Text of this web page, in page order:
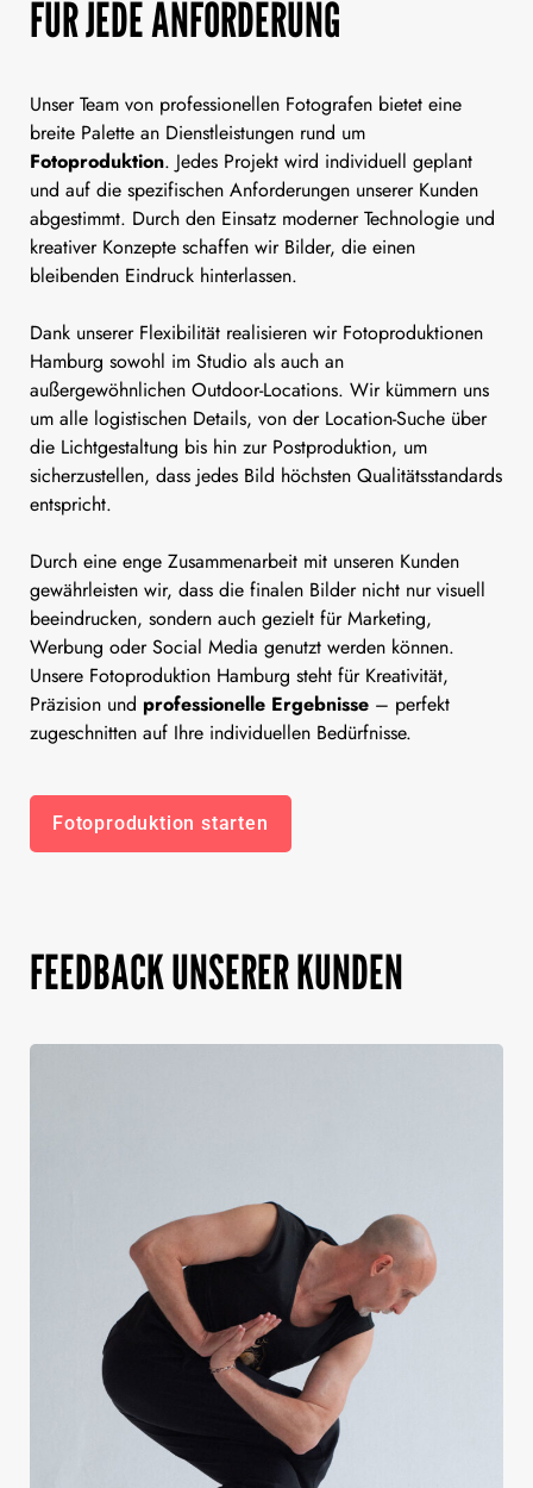
FÜR JEDE ANFORDERUNG
Unser Team von professionellen Fotografen bietet eine
breite Palette an Dienstleistungen rund um
Fotoproduktion. Jedes Projekt wird individuell geplant
und auf die spezifischen Anforderungen unserer Kunden
abgestimmt. Durch den Einsatz moderner Technologie und
kreativer Konzepte schaffen wir Bilder, die einen
bleibenden Eindruck hinterlassen.
Dank unserer Flexibilität realisieren wir Fotoproduktionen
Hamburg sowohl im Studio als auch an
außergewöhnlichen Outdoor-Locations. Wir kümmern uns
um alle logistischen Details, von der Location-Suche über
die Lichtgestaltung bis hin zur Postproduktion, um
sicherzustellen, dass jedes Bild höchsten Qualitätsstandards
entspricht.
Durch eine enge Zusammenarbeit mit unseren Kunden
gewährleisten wir, dass die finalen Bilder nicht nur visuell
beeindrucken, sondern auch gezielt für Marketing,
Werbung oder Social Media genutzt werden können.
Unsere Fotoproduktion Hamburg steht für Kreativität,
Präzision und professionelle Ergebnisse – perfekt
zugeschnitten auf Ihre individuellen Bedürfnisse.
Fotoproduktion starten
FEEDBACK UNSERER KUNDEN